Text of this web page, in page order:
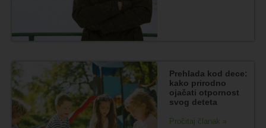
Prehlada kod dece:
kako prirodno
ojačati otpornost
svog deteta
Pročitaj članak »